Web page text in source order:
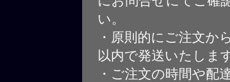
い。
・原則的にご注文か
以内で発送いたしま
・ご注文の時間や配